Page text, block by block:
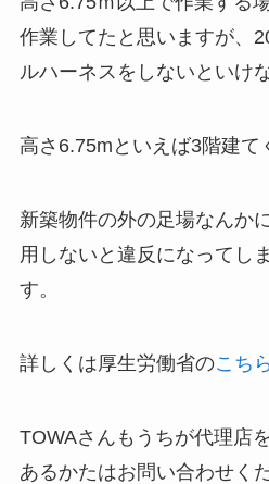
作業してたと思いますが、
ルハーネスをしないといけ
高さ6.75mといえば3階建て
新築物件の外の足場なんか
用しないと違反になってし
す。
詳しくは厚生労働省のこち
TOWAさんもうちが代理店
あるかたはお問い合わせく